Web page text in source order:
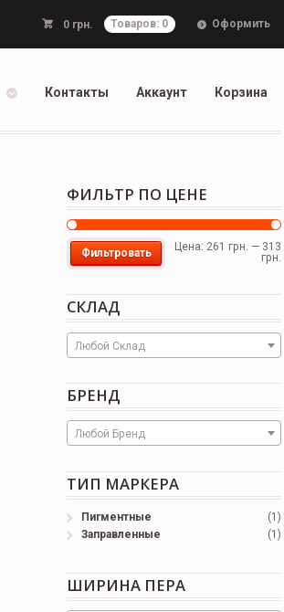
0 грн. Товаров: 0 Оформить
Контакты Аккаунт Корзина
ФИЛЬТР ПО ЦЕНЕ
Фильтровать Цена: 261 грн. — 313
грн.
СКЛАД
Любой Склад
БРЕНД
Любой Бренд
ТИП МАРКЕРА
Пигментные
(1)
Заправленные
(1)
ШИРИНА ПЕРА